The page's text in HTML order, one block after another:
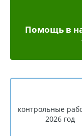
Помощь в
контрольные
2026 год